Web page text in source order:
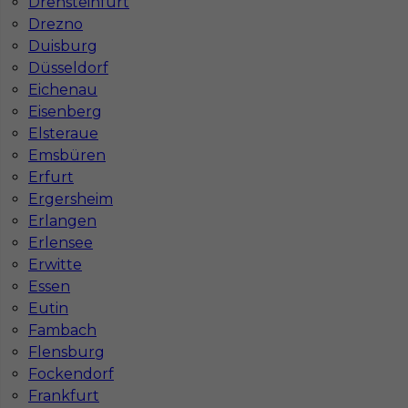
Drezno
Duisburg
Düsseldorf
Eichenau
Eisenberg
Elsteraue
Emsbüren
Erfurt
Ergersheim
Erlangen
Erlensee
Erwitte
Essen
Eutin
Fambach
Flensburg
Fockendorf
Frankfurt
Mapa ofert pracy
Mapa kategorii
Informacje w sprawie pracy
Telefon:793-577-977
Dane firmy
In-Serv Team Sp. z o.o.
ul. Bóżnicza 15/6
61-751 Poznań, Polen